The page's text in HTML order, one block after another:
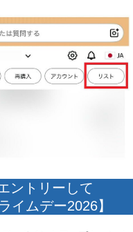
ントリーして
イムデー2026】